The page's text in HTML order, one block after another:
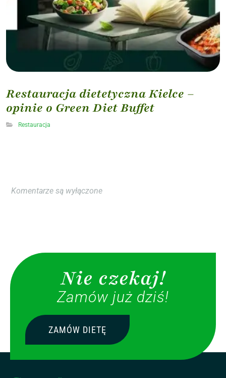
Restauracja dietetyczna Kielce –
opinie o Green Diet Buffet
Restauracja
Komentarze są wyłączone
Nie czekaj!
Zamów już dziś!
ZAMÓW DIETĘ